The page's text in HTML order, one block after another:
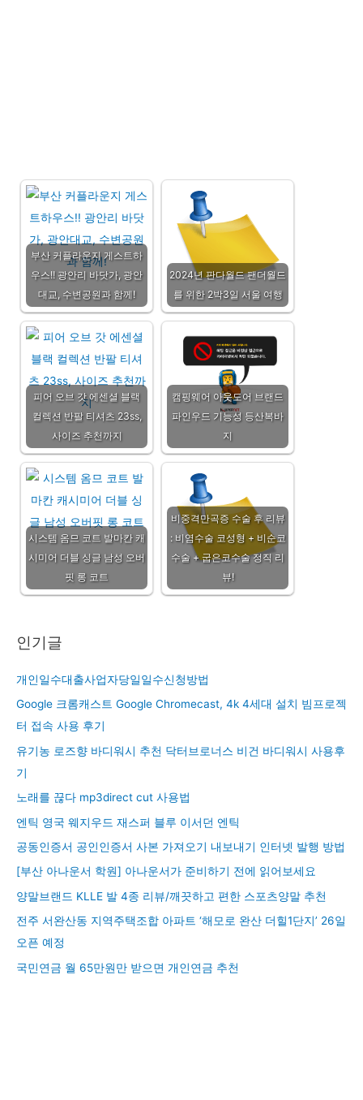
부산 커플라운지 게스트하
우스!! 광안리 바닷가, 광안
대교, 수변공원과 함께!
2024년 판다월드 팬더월드
를 위한 2박3일 서울 여행
피어 오브 갓 에센셜 블랙
컬렉션 반팔 티셔츠 23ss,
사이즈 추천까지
캠핑웨어 아웃도어 브랜드
파인우드 기능성 등산복바
지
시스템 옴므 코트 발마칸 캐
시미어 더블 싱글 남성 오버
핏 롱 코트
비중격만곡증 수술 후 리뷰
: 비염수술 코성형 + 비순코
수술 + 굽은코수술 정직 리
뷰!
인기글
개인일수대출사업자당일일수신청방법
Google 크롬캐스트 Google Chromecast, 4k 4세대 설치 빔프로젝
터 접속 사용 후기
유기농 로즈향 바디워시 추천 닥터브로너스 비건 바디워시 사용후
기
노래를 끊다 mp3direct cut 사용법
엔틱 영국 웨지우드 재스퍼 블루 이서던 엔틱
공동인증서 공인인증서 사본 가져오기 내보내기 인터넷 발행 방법
[부산 아나운서 학원] 아나운서가 준비하기 전에 읽어보세요
양말브랜드 KLLE 발 4종 리뷰/깨끗하고 편한 스포츠양말 추천
전주 서완산동 지역주택조합 아파트 ‘해모로 완산 더힐1단지’ 26일
오픈 예정
국민연금 월 65만원만 받으면 개인연금 추천